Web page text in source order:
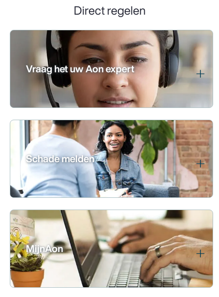
Direct regelen
Vraag het uw Aon expert
Schade melden
MijnAon